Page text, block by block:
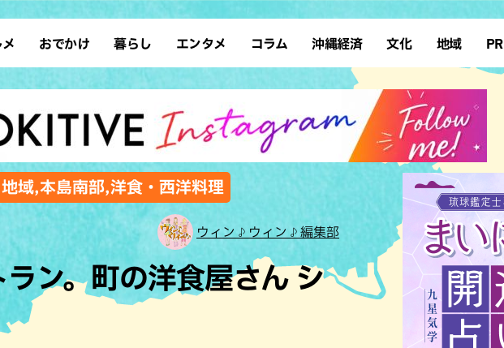
ン 沖縄そば
ウト カフェ
和食・日本料理
理 アジア・エスニック
イタリアン
洋料理 フレンチ
・焼肉 焼鳥・串料理
肉料理 居酒屋・バー
イキング
おでかけ
デート ドライブ
散歩 ソロ活
歴史 体験
レジャー アート
ショッピング ホテル
サウナ 公園
暮らし
レシピ SDGs
ファッション ローカルニュース
沖縄移住 沖縄旧暦行事
エンタメ
スポーツ 占い
タレント・芸人 テレビ
コラム 沖縄経済 文化
復帰50年
地域
本島北部
本島南部
北部離島
PR
域,本島南部,洋食・西洋料理
ウィン♪ウィン♪編集部
ン。町の洋食屋さん シ